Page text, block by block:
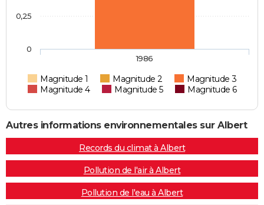
Magnitude 1 Magnitude 2
Magnitude 3
Magnitude 4
Magnitude 5 Magnitude 6
1986
0
0,25
Autres informations environnementales sur Albert
Records du climat à Albert
Pollution de l'air à Albert
Pollution de l'eau à Albert